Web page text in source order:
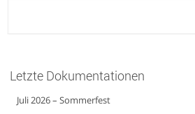
Letzte Dokumentationen
Juli 2026 – Sommerfest